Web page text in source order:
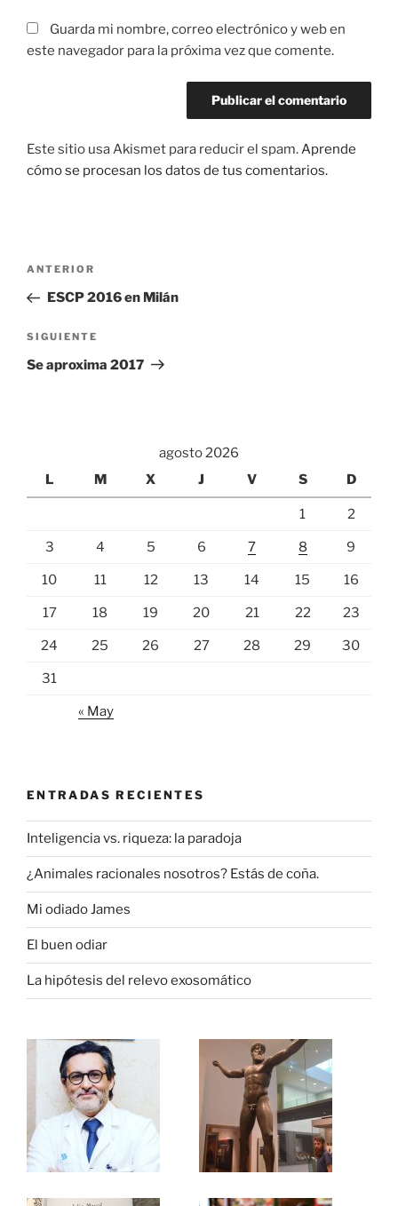
Guarda mi nombre, correo electrónico y web en
este navegador para la próxima vez que comente.
Este sitio usa Akismet para reducir el spam.Aprende
cómo se procesan los datos de tus comentarios.
Navegación
entradas
Entrada
anterior:
ANTERIOR
ESCP 2016 en Milán
Siguiente
entrada
SIGUIENTE
Se aproxima 2017
agosto 2026
L
M X J V S D
1 2
3 4 5 6 7 8 9
10 11 12 13 14 15 16
17 18 19 20 21 22 23
24 25 26 27 28 29 30
31
« May
ENTRADAS RECIENTES
Inteligencia vs. riqueza: la paradoja
¿Animales racionales nosotros? Estás de coña.
Mi odiado James
El buen odiar
La hipótesis del relevo exosomático